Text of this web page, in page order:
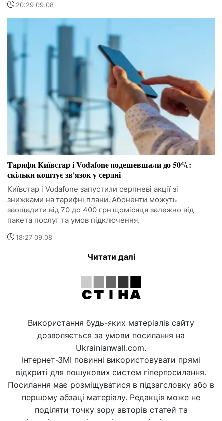
20:29 09.08
Тарифи Київстар і Vodafone подешевшали до 50%:
скільки коштує зв'язок у серпні
Київстар і Vodafone запустили серпневі акції зі
знижками на тарифні плани. Абоненти можуть
заощадити від 70 до 400 грн щомісяця залежно від
пакета послуг та умов підключення.
18:27 09.08
Читати далі
Використання будь-яких матеріалів сайту
дозволяється за умови посилання на
Ukrainianwall.com.
Інтернет-ЗМІ повинні використовувати прямі
відкриті для пошукових систем гіперпосилання.
Посилання має розміщуватися в підзаголовку або в
першому абзаці матеріалу. Редакція може не
поділяти точку зору авторів статей та